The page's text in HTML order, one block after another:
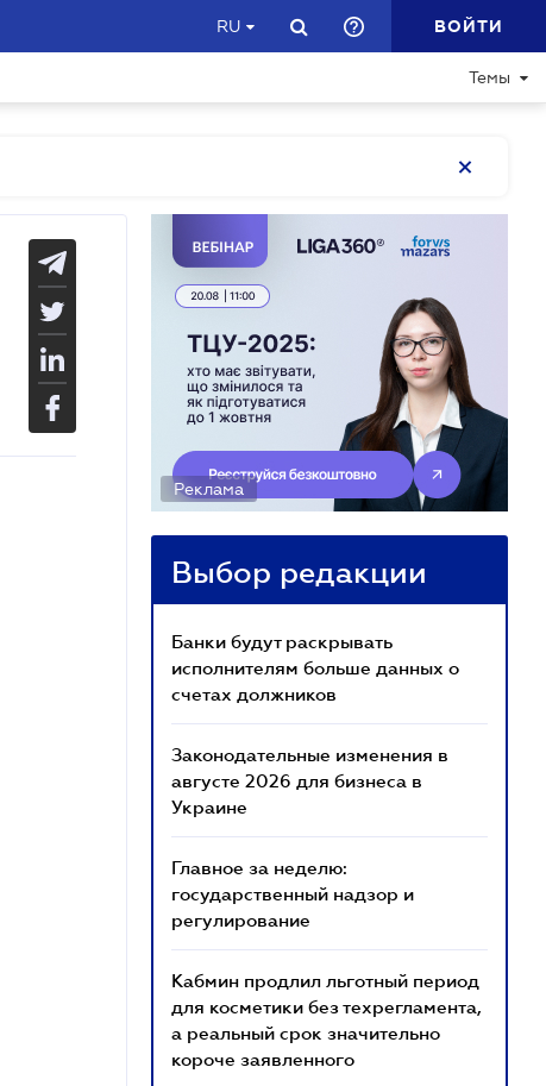
RU ВОЙТИ
Темы
Реклама
Выбор редакции
Банки будут раскрывать
исполнителям больше данных о
счетах должников
Законодательные изменения в
августе 2026 для бизнеса в
Украине
Главное за неделю:
государственный надзор и
регулирование
Кабмин продлил льготный период
для косметики без техрегламента,
а реальный срок значительно
короче заявленного